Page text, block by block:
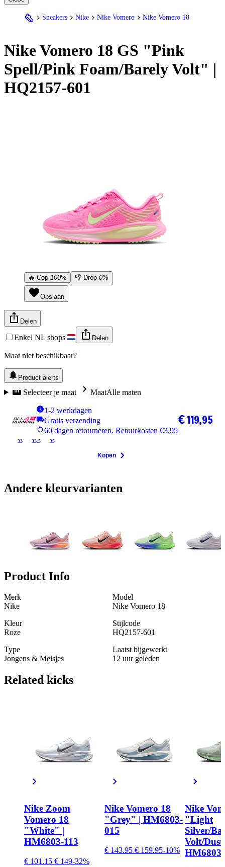
Sneakers Nike Nike Vomero Nike Vomero 18
NikeVomero 18 GS "Pink
Spell/Pink Foam/Barely Volt" |
HQ2157-601
🔥 Cop 100% 👎 Drop 0%
Opslaan
Delen
Enkel NL shops Delen
Maat niet beschikbaar?
Product alerts
Selecteer je maat MaatAlle maten
1-2 werkdagen
Gratis verzending
60 dagen retourneren. Retourkosten €3.95
33 33.5 35
€ 119,95
Kopen
Andere kleurvarianten
Product Info
Merk
Nike
Model
Nike Vomero 18
Kleur
Roze
Stijlcode
HQ2157-601
Type
Jongens & Meisjes
Laatst bijgewerkt
12 uur geleden
Related kicks
Nike Zoom
Vomero 18
"White" |
HM6803-113
€ 101.15 € 149-32%
Nike Vomero 18
"Grey" | HM6803-
015
€ 143.95 € 159.95-10%
Nike
"Light
Silver/
Volt/